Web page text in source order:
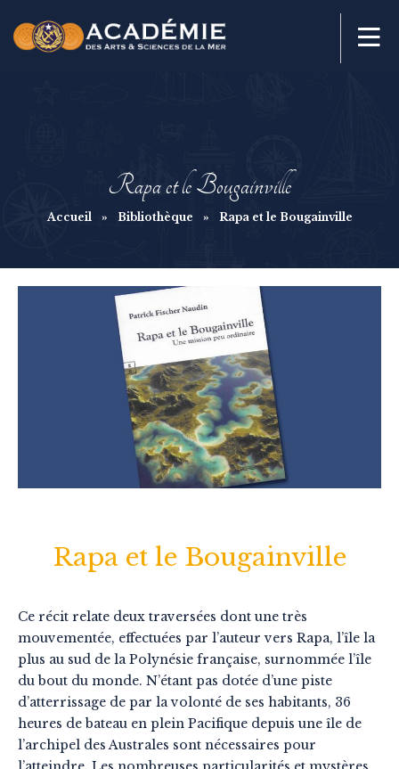
Rapa et le Bougainville
Accueil » Bibliothèque » Rapa et le Bougainville
Rapa et le Bougainville
Ce récit relate deux traversées dont une très
mouvementée, effectuées par l’auteur vers Rapa, l’île la
plus au sud de la Polynésie française, surnommée l’île
du bout du monde. N’étant pas dotée d’une piste
d’atterrissage de par la volonté de ses habitants, 36
heures de bateau en plein Pacifique depuis une île de
l’archipel des Australes sont nécessaires pour